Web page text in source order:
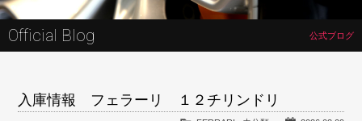
Official Blog 公式ブログ
入庫情報 フェラーリ １２チリンドリ